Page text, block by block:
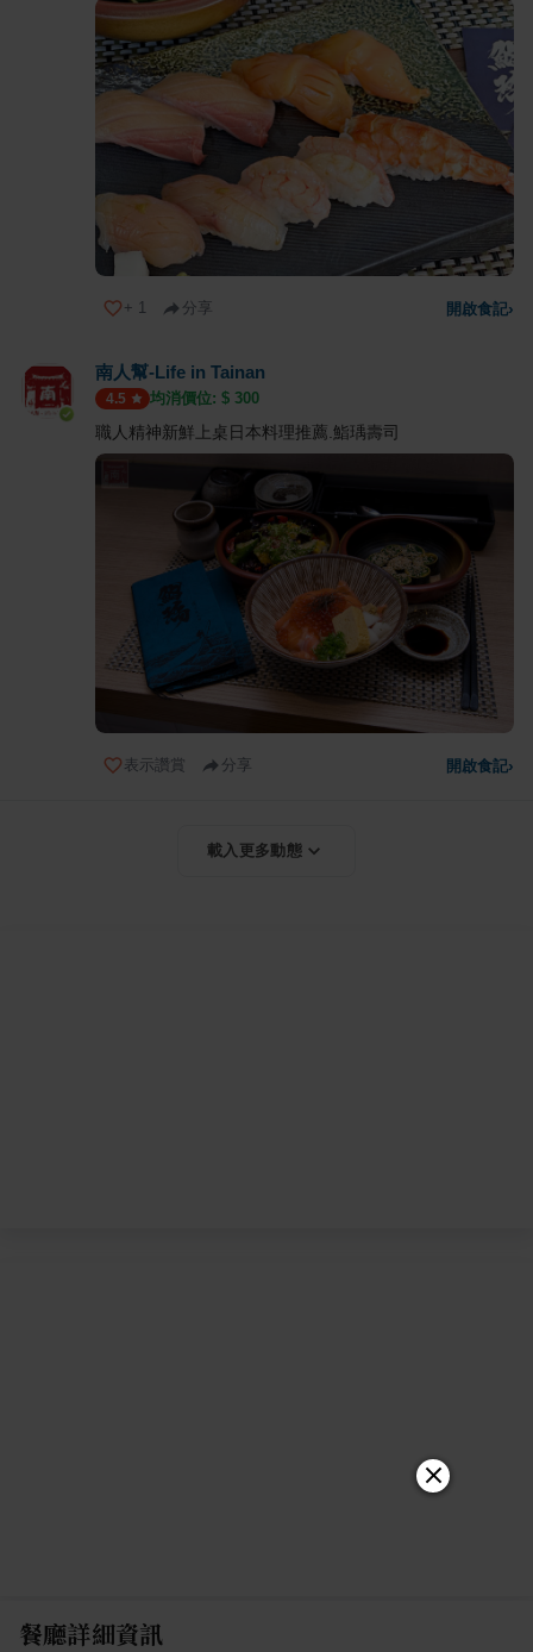
+ 1 分享 開啟食記›
南人幫-Life in Tainan
4.5 均消價位: $ 300
職人精神新鮮上桌日本料理推薦.鮨瑀壽司
表示讚賞 分享 開啟食記›
載入更多動態
餐廳詳細資訊